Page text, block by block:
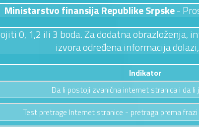
Ministarstvo finansija Republike Srpske-
0, 1,2 ili 3 boda. Za dodatna
izvora određena informacija
Indikator
Da li postoji zvanična internet stranica i da li
Test pretrage Internet stranice - pretraga prema